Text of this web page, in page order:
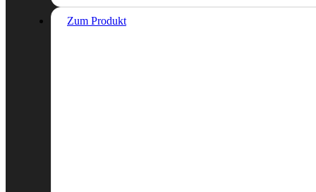
Zum Produkt